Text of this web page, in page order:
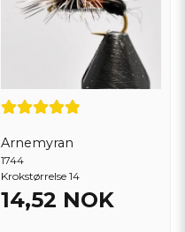
Arnemyran
1744
Krokstørrelse 14
14,52 NOK